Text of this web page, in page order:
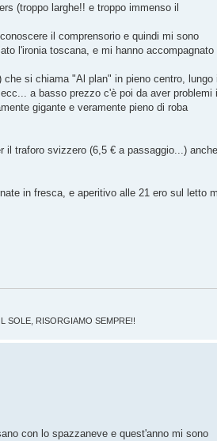
(troppo larghe!! e troppo immenso il
il comprensorio e quindi mi sono
l'ironia toscana, e mi hanno accompagnato
che si chiama "Al plan" in pieno centro, lungo
a basso prezzo c'è poi da aver problemi
gigante e veramente pieno di roba
il traforo svizzero (6,5 € a passaggio...)
in fresca, e aperitivo alle 21 ero sul letto
SOLE, RISORGIAMO SEMPRE!!
con lo spazzaneve e quest'anno mi sono